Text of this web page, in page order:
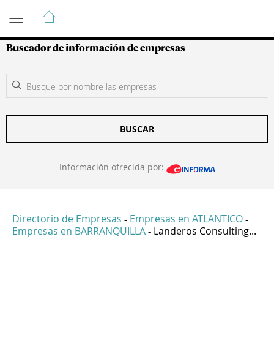
Guía de Empresas Colombianas
Buscador de información de empresas
BUSCAR
Información ofrecida por:
Directorio de Empresas - Empresas en ATLANTICO -
Empresas en BARRANQUILLA - Landeros Consulting...